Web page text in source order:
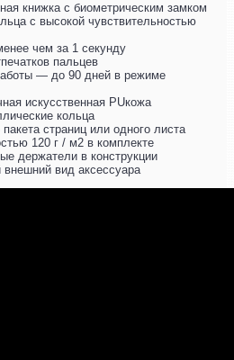
книжка с биометрическим замком
с высокой чувствительностью
чем за 1 секунду
пальцев
— до 90 дней в режиме
искусственная PUкожа
кольца
страниц или одного листа
120 г / м2 в комплекте
держатели в конструкции
вид аксессуара